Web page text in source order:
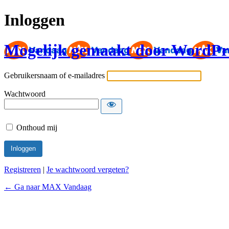
Inloggen
Mogelijk gemaakt door
Gebruikersnaam of e-mailadres
Wachtwoord
Onthoud mij
Registreren | Je wachtwoord vergeten?
← Ga naar MAX Vandaag